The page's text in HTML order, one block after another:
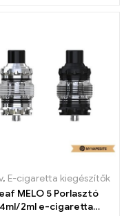
, E-cigaretta kiegészítők
MELO 5 Porlasztó
4ml/2ml e-cigaretta